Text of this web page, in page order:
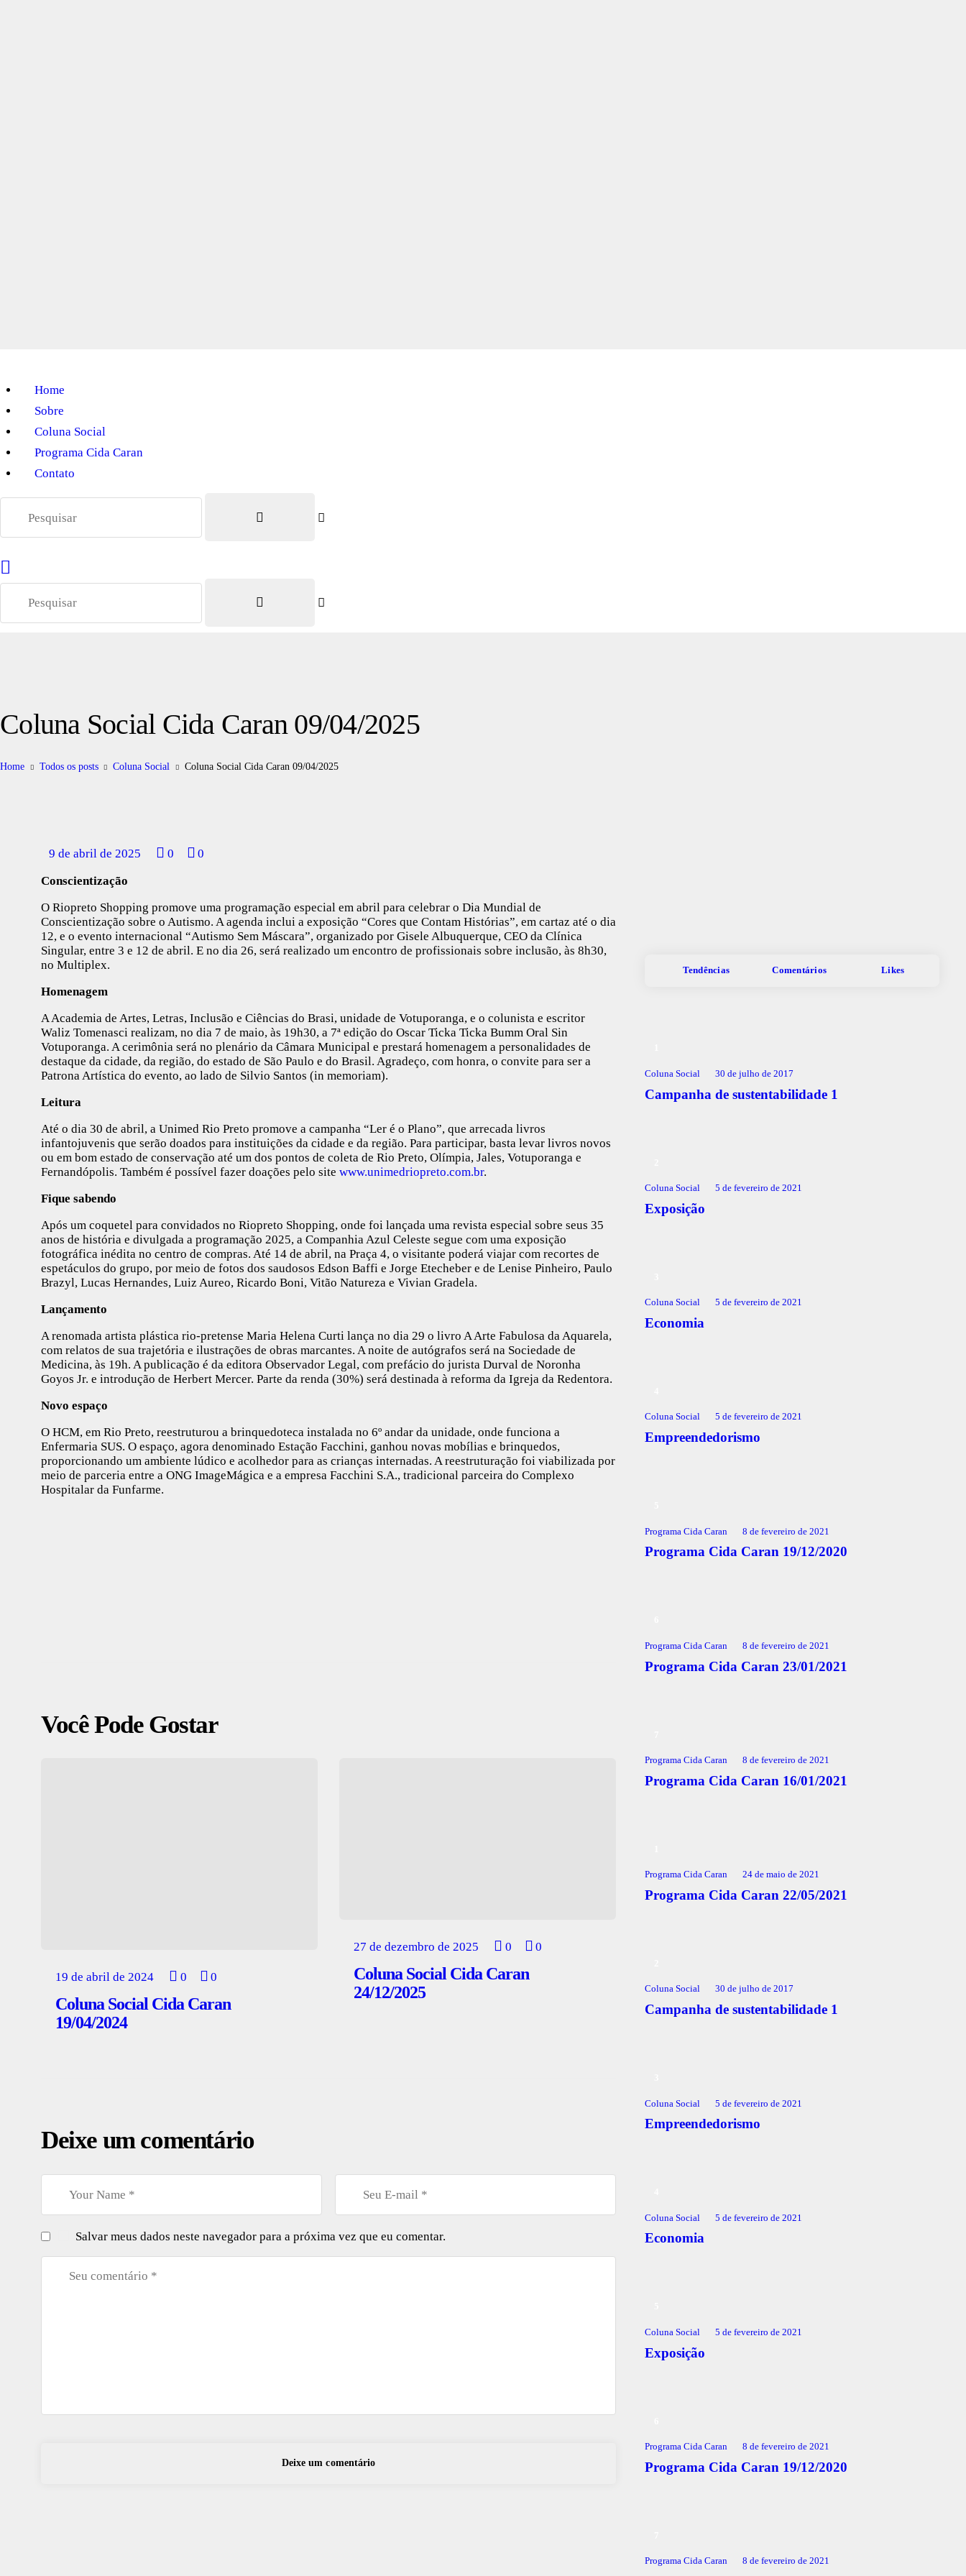
Home
Sobre
Coluna Social
Programa Cida Caran
Contato
Coluna Social Cida Caran 09/04/2025
Home Todos os posts Coluna Social Coluna Social Cida Caran 09/04/2025
9 de abril de 2025 0
0
Conscientização
O Riopreto Shopping promove uma programação especial em abril para celebrar o Dia Mundial de
Conscientização sobre o Autismo. A agenda inclui a exposição “Cores que Contam Histórias”, em cartaz até o dia
12, e o evento internacional “Autismo Sem Máscara”, organizado por Gisele Albuquerque, CEO da Clínica
Singular, entre 3 e 12 de abril. E no dia 26, será realizado um encontro de profissionais sobre inclusão, às 8h30,
no Multiplex.
Homenagem
A Academia de Artes, Letras, Inclusão e Ciências do Brasi, unidade de Votuporanga, e o colunista e escritor
Waliz Tomenasci realizam, no dia 7 de maio, às 19h30, a 7ª edição do Oscar Ticka Ticka Bumm Oral Sin
Votuporanga. A cerimônia será no plenário da Câmara Municipal e prestará homenagem a personalidades de
destaque da cidade, da região, do estado de São Paulo e do Brasil. Agradeço, com honra, o convite para ser a
Patrona Artística do evento, ao lado de Silvio Santos (in memoriam).
Leitura
Até o dia 30 de abril, a Unimed Rio Preto promove a campanha “Ler é o Plano”, que arrecada livros
infantojuvenis que serão doados para instituições da cidade e da região. Para participar, basta levar livros novos
ou em bom estado de conservação até um dos pontos de coleta de Rio Preto, Olímpia, Jales, Votuporanga e
Fernandópolis. Também é possível fazer doações pelo site www.unimedriopreto.com.br.
Fique sabendo
Após um coquetel para convidados no Riopreto Shopping, onde foi lançada uma revista especial sobre seus 35
anos de história e divulgada a programação 2025, a Companhia Azul Celeste segue com uma exposição
fotográfica inédita no centro de compras. Até 14 de abril, na Praça 4, o visitante poderá viajar com recortes de
espetáculos do grupo, por meio de fotos dos saudosos Edson Baffi e Jorge Etecheber e de Lenise Pinheiro, Paulo
Brazyl, Lucas Hernandes, Luiz Aureo, Ricardo Boni, Vitão Natureza e Vivian Gradela.
Lançamento
A renomada artista plástica rio-pretense Maria Helena Curti lança no dia 29 o livro A Arte Fabulosa da Aquarela,
com relatos de sua trajetória e ilustrações de obras marcantes. A noite de autógrafos será na Sociedade de
Medicina, às 19h. A publicação é da editora Observador Legal, com prefácio do jurista Durval de Noronha
Goyos Jr. e introdução de Herbert Mercer. Parte da renda (30%) será destinada à reforma da Igreja da Redentora.
Novo espaço
O HCM, em Rio Preto, reestruturou a brinquedoteca instalada no 6º andar da unidade, onde funciona a
Enfermaria SUS. O espaço, agora denominado Estação Facchini, ganhou novas mobílias e brinquedos,
proporcionando um ambiente lúdico e acolhedor para as crianças internadas. A reestruturação foi viabilizada por
meio de parceria entre a ONG ImageMágica e a empresa Facchini S.A., tradicional parceira do Complexo
Hospitalar da Funfarme.
Você Pode Gostar
19 de abril de 2024 0 0
Coluna Social Cida Caran
19/04/2024
27 de dezembro de 2025 0 0
Coluna Social Cida Caran
24/12/2025
Deixe um comentário
Salvar meus dados neste navegador para a próxima vez que eu comentar.
Tendências Comentários Likes
Coluna Social 30 de julho de 2017
Campanha de sustentabilidade 1
Coluna Social 5 de fevereiro de 2021
Exposição
Coluna Social 5 de fevereiro de 2021
Economia
Coluna Social 5 de fevereiro de 2021
Empreendedorismo
Programa Cida Caran 8 de fevereiro de 2021
Programa Cida Caran 19/12/2020
Programa Cida Caran 8 de fevereiro de 2021
Programa Cida Caran 23/01/2021
Programa Cida Caran 8 de fevereiro de 2021
Programa Cida Caran 16/01/2021
Programa Cida Caran 24 de maio de 2021
Programa Cida Caran 22/05/2021
Coluna Social 30 de julho de 2017
Campanha de sustentabilidade 1
Coluna Social 5 de fevereiro de 2021
Empreendedorismo
Coluna Social 5 de fevereiro de 2021
Economia
Coluna Social 5 de fevereiro de 2021
Exposição
Programa Cida Caran 8 de fevereiro de 2021
Programa Cida Caran 19/12/2020
Programa Cida Caran 8 de fevereiro de 2021